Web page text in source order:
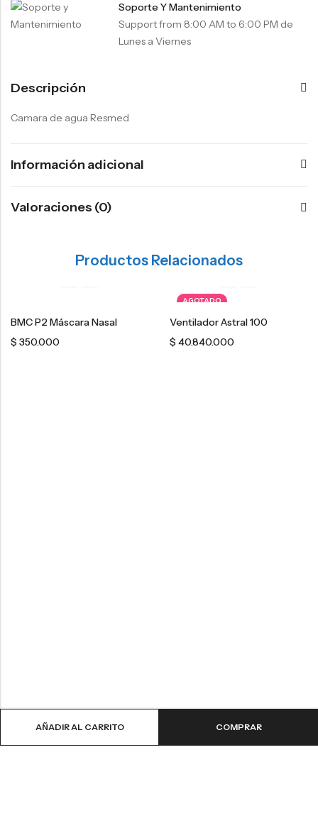
AÑADIR AL CARRITO COMPRAR
Soporte Y Mantenimiento
Support from 8:00 AM to 6:00 PM de
Lunes a Viernes
Descripción
Camara de agua Resmed
Información adicional
Valoraciones (0)
Productos Relacionados
BMC P2 Máscara Nasal
$ 350.000
AGOTADO
Ventilador Astral 100
$ 40.840.000